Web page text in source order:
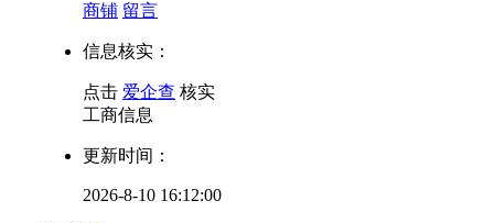
商铺 留言
信息核实：
点击 爱企查 核实
工商信息
更新时间：
2026-8-10 16:12:00